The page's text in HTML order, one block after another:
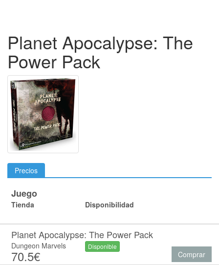
Planet Apocalypse: The
Power Pack
Precios
Juego
Tienda Disponibilidad
Planet Apocalypse: The Power Pack
Dungeon Marvels
70.5€
Disponible
Comprar